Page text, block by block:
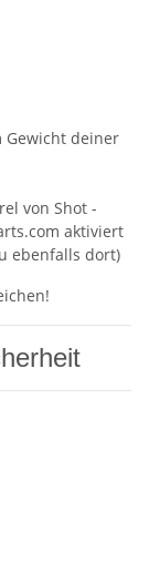
Gewicht deiner
von Shot -
aktiviert
ebenfalls dort)